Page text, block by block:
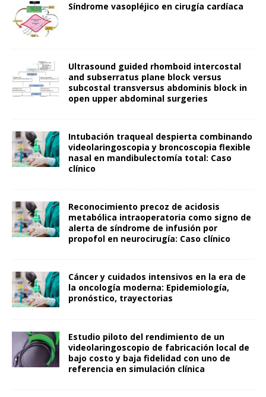
Síndrome vasopléjico en cirugía cardíaca
Ultrasound guided rhomboid intercostal
and subserratus plane block versus
subcostal transversus abdominis block in
open upper abdominal surgeries
Intubación traqueal despierta combinando
videolaringoscopia y broncoscopia flexible
nasal en mandibulectomía total: Caso
clínico
Reconocimiento precoz de acidosis
metabólica intraoperatoria como signo de
alerta de síndrome de infusión por
propofol en neurocirugía: Caso clínico
Cáncer y cuidados intensivos en la era de
la oncología moderna: Epidemiología,
pronóstico, trayectorias
Estudio piloto del rendimiento de un
videolaringoscopio de fabricación local de
bajo costo y baja fidelidad con uno de
referencia en simulación clínica